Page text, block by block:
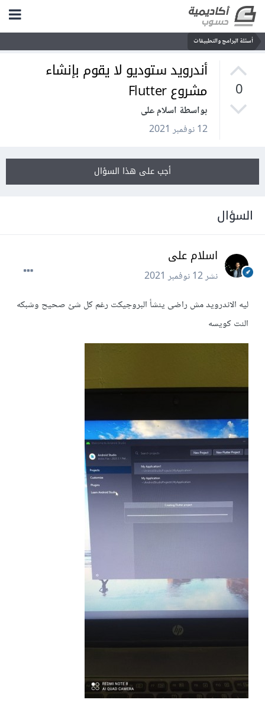
أسئلة البرامج والتطبيقات
0
أندرويد ستوديو لا يقوم بإنشاء
مشروع Flutter
بواسطة اسلام على
12 نوفمبر 2021
أجب على هذا السؤال
السؤال
اسلام على
نشر12 نوفمبر 2021
ليه الاندرويد مش راضى ينشأ البروجيكت رغم كل شئ صحيح وشبكه
النت كويسه